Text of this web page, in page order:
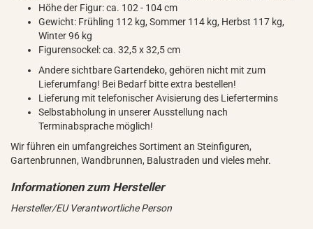
Höhe der Figur: ca. 102 - 104 cm
Gewicht: Frühling 112 kg, Sommer 114 kg, Herbst 117 kg,
Winter 96 kg
Figurensockel: ca. 32,5 x 32,5 cm
Andere sichtbare Gartendeko, gehören nicht mit zum
Lieferumfang! Bei Bedarf bitte extra bestellen!
Lieferung mit telefonischer Avisierung des Liefertermins
Selbstabholung in unserer Ausstellung nach
Terminabsprache möglich!
Wir führen ein umfangreiches Sortiment an Steinfiguren,
Gartenbrunnen, Wandbrunnen, Balustraden und vieles mehr.
Hersteller/EU Verantwortliche Person